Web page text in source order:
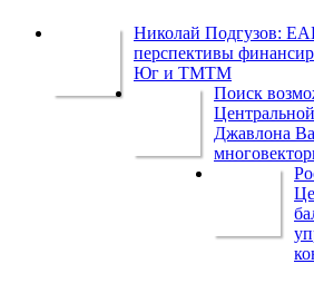
Николай Подгузов:
перспективы
Юг и ТМТМ
Поиск
Джавлона